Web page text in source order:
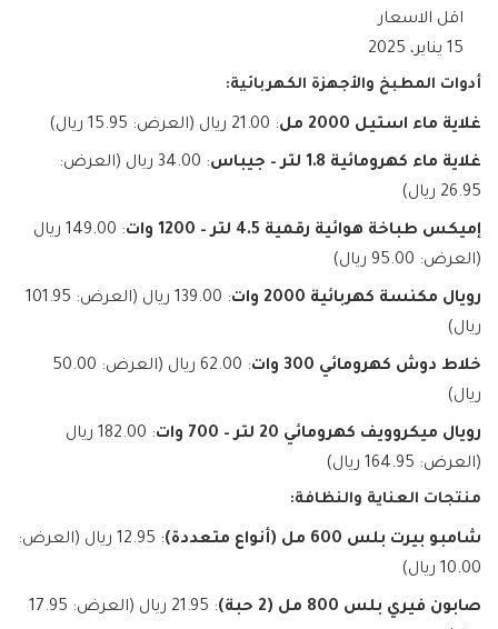
اقل الاسعار
15 يناير، 2025
أدوات المطبخ والأجهزة الكهربائية:
غلاية ماء استيل 2000 مل : 21.00 ريال (العرض: 15.95 ريال)
غلاية ماء كهرومائية 1.8 لتر – جيباس
: 34.00 ريال (العرض:
26.95 ريال)
إميكس طباخة هوائية رقمية 4.5 لتر – 1200 وات
: 149.00 ريال
(العرض: 95.00 ريال)
رويال مكنسة كهربائية 2000 وات
: 139.00 ريال (العرض: 101.95
ريال)
خلاط دوش كهرومائي 300 وات
: 62.00 ريال (العرض: 50.00
ريال)
رويال ميكروويف كهرومائي 20 لتر – 700 وات
: 182.00 ريال
(العرض: 164.95 ريال)
منتجات العناية والنظافة:
شامبو بيرت بلس 600 مل (أنواع متعددة)
: 12.95 ريال (العرض:
10.00 ريال)
صابون فيري بلس 800 مل (2 حبة)
: 21.95 ريال (العرض: 17.95